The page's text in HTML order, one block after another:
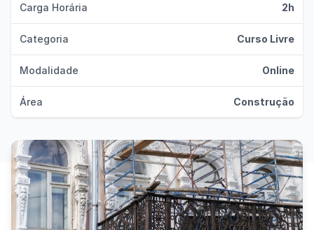
Carga Horária 2h
Categoria Curso Livre
Modalidade Online
Área Construção